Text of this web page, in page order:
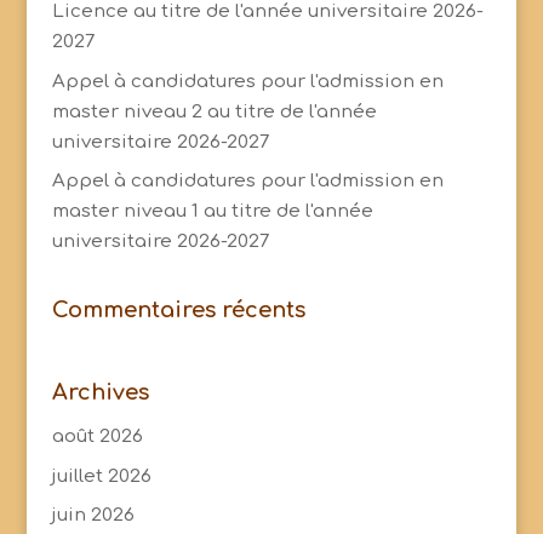
Licence au titre de l'année universitaire 2026-
2027
Appel à candidatures pour l'admission en
master niveau 2 au titre de l'année
universitaire 2026-2027
Appel à candidatures pour l'admission en
master niveau 1 au titre de l'année
universitaire 2026-2027
Commentaires récents
Archives
août 2026
juillet 2026
juin 2026